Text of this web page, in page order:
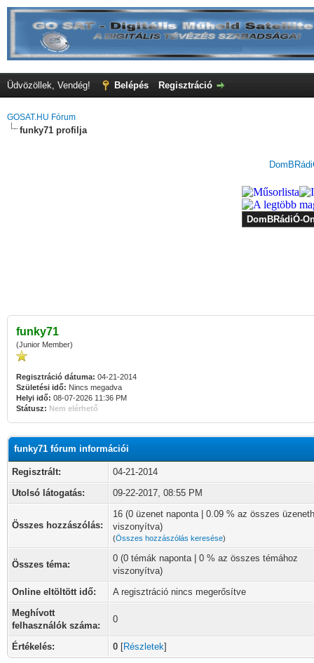
Üdvözöllek, Vendég! Belépés Regisztráció
GOSAT.HU Fórum
funky71 profilja
funky71
(Junior Member)
Regisztráció dátuma: 04-21-2014
Születési idő: Nincs megadva
Helyi idő: 08-07-2026 11:36 PM
Státusz: Nem elérhető
funky71 fórum információi
Regisztrált:
04-21-2014
Utolsó látogatás:
09-22-2017, 08:55 PM
Összes hozzászólás:
16 (0 üzenet naponta | 0.09 % az összes
viszonyítva)
(Összes hozzászólás keresése)
Összes téma:
0 (0 témák naponta | 0 % az összes témához
viszonyítva)
Online eltöltött idő:
A regisztráció nincs megerősítve
Meghívott
felhasználók száma:
0
Értékelés: 0 [Részletek]